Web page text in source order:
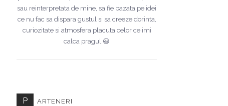
sau reinterpretata de mine, sa fie bazata pe idei
ce nu fac sa dispara gustul si sa creeze dorinta,
curiozitate si atmosfera placuta celor ce imi
calca pragul.😃
P ARTENERI